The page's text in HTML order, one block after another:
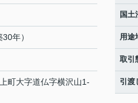
年）
町大字道仏字横沢山1-
国土
用途
取引
引渡